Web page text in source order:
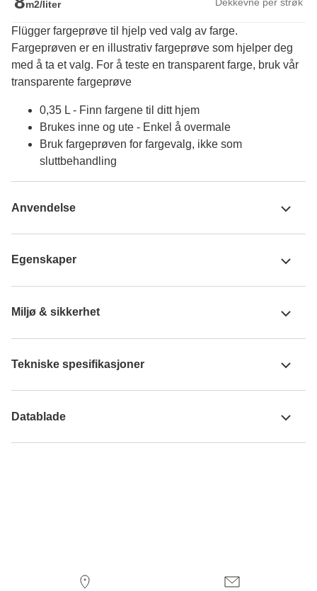
m2/liter Dekkevne per strøk
Flügger fargeprøve til hjelp ved valg av farge.
Fargeprøven er en illustrativ fargeprøve som hjelper deg
med å ta et valg. For å teste en transparent farge, bruk vår
transparente fargeprøve
0,35 L - Finn fargene til ditt hjem
Brukes inne og ute - Enkel å overmale
Bruk fargeprøven for fargevalg, ikke som
sluttbehandling
Anvendelse
Egenskaper
Miljø & sikkerhet
Tekniske spesifikasjoner
Datablade